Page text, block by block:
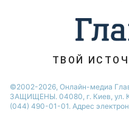
ТВОЙ
©2002-2026, Онлайн-медиа
ЗАЩИЩЕНЫ. 04080, г. Киев, ул.
(044) 490-01-01. Адрес